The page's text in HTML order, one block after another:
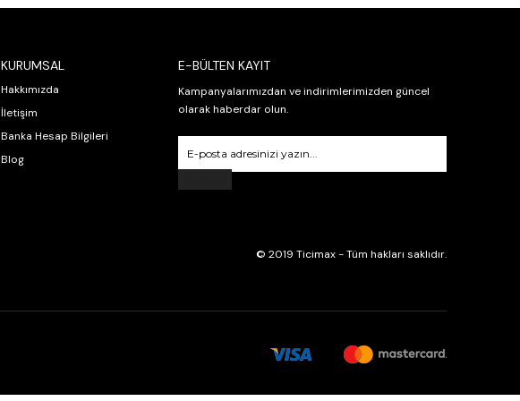
KURUMSAL
Hakkımızda
İletişim
Banka Hesap Bilgileri
Blog
E-BÜLTEN KAYIT
Kampanyalarımızdan ve indirimlerimizden güncel
olarak haberdar olun.
© 2019 Ticimax - Tüm hakları saklıdır.